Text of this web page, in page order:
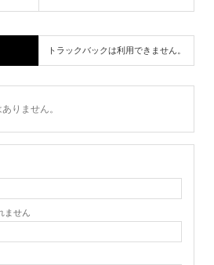
トラックバックは利用できません。
りません。
ません